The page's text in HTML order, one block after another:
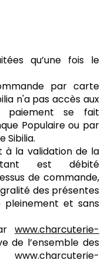
qu’une fois le
par carte
n'a pas accès aux
paiement se fait
Populaire ou par
Sibilia.
à la validation de la
est débité
de commande,
des présentes
pleinement et sans
www.charcuterie-
de l’ensemble des